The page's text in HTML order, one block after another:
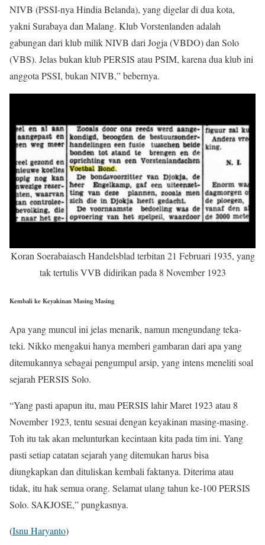
NIVB (PSSI-nya Hindia Belanda), yang digelar di dua kota,
yakni Surabaya dan Malang. Klub Vorstenlanden adalah
gabungan dari klub milik NIVB dari Jogja (VBDO) dan Solo
(VBS). Jelas bukan klub PERSIS atau PSIM, karena dua klub ini
anggota PSSI, bukan NIVB,” bebernya.
Koran Soerabaiasch Handelsblad terbitan 21 Februari 1935, yang
tak tertulis VVB didirikan pada 8 November 1923
Kembali ke Keyakinan Masing Masing
Apa yang muncul ini jelas menarik, namun mengundang teka-
teki. Nikko mengakui hanya memberi gambaran dari apa yang
ditemukannya sebagai pengumpul arsip, yang intens meneliti soal
sejarah PERSIS Solo.
“Yang pasti apapun itu, mau PERSIS lahir Maret 1923 atau 8
November 1923, tentu sesuai dengan keyakinan masing-masing.
Toh itu tak akan melunturkan kecintaan kita pada tim ini. Yang
pasti setiap catatan sejarah yang ditemukan harus bisa
diungkapkan dan dituliskan kembali faktanya. Diterima atau
tidak, itu hak semua orang. Selamat ulang tahun ke-100 PERSIS
Solo. SAKJOSE,” pungkasnya.
(Isnu Haryanto)